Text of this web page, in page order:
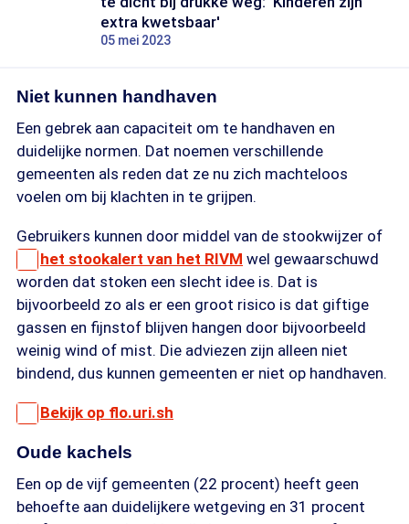
extra kwetsbaar'
05 mei 2023
Niet kunnen handhaven
Een gebrek aan capaciteit om te handhaven en
duidelijke normen. Dat noemen verschillende
gemeenten als reden dat ze nu zich machteloos
voelen om bij klachten in te grijpen.
Gebruikers kunnen door middel van de stookwijzer of
het stookalert van het RIVM wel gewaarschuwd
worden dat stoken een slecht idee is. Dat is
bijvoorbeeld zo als er een groot risico is dat giftige
gassen en fijnstof blijven hangen door bijvoorbeeld
weinig wind of mist. Die adviezen zijn alleen niet
bindend, dus kunnen gemeenten er niet op handhaven.
Bekijk op flo.uri.sh
Oude kachels
Een op de vijf gemeenten (22 procent) heeft geen
behoefte aan duidelijkere wetgeving en 31 procent